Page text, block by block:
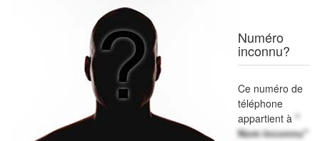
Numéro
inconnu?
Ce numéro de
téléphone
appartient à "
Nom inconnu"